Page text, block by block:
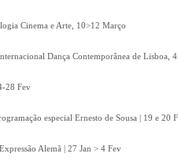
Cinema e Arte, 10>12 Março
Dança Contemporânea de Lisboa,
28 Fev
especial Ernesto de Sousa | 19 e 20
Alemã | 27 Jan > 4 Fev